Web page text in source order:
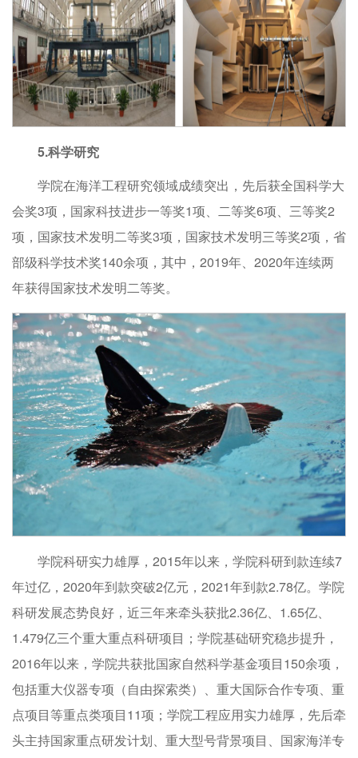
5.科学研究
学院在海洋工程研究领域成绩突出，先后获全国科学大
会奖3项，国家科技进步一等奖1项、二等奖6项、三等奖2
项，国家技术发明二等奖3项，国家技术发明三等奖2项，省
部级科学技术奖140余项，其中，2019年、2020年连续两
年获得国家技术发明二等奖。
学院科研实力雄厚，2015年以来，学院科研到款连续7
年过亿，2020年到款突破2亿元，2021年到款2.78亿。学院
科研发展态势良好，近三年来牵头获批2.36亿、1.65亿、
1.479亿三个重大重点科研项目；学院基础研究稳步提升，
2016年以来，学院共获批国家自然科学基金项目150余项，
包括重大仪器专项（自由探索类）、重大国际合作专项、重
点项目等重点类项目11项；学院工程应用实力雄厚，先后牵
头主持国家重点研发计划、重大型号背景项目、国家海洋专